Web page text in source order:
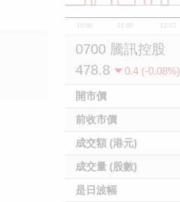
10:00 11:00 12/13
0700 騰訊控股
478.8
0.4 (-0.08%)
開市價
前收市價
成交額 (港元)
成交量 (股數)
是日波幅